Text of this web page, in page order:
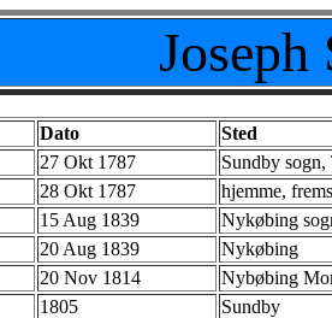
Joseph
Dato
Sted
27 Okt 1787
Sundby sogn,
28 Okt 1787
hjemme,
15 Aug 1839
Nykøbing
20 Aug 1839
Nykøbing
20 Nov 1814
Nybøbing
1805 Sundby